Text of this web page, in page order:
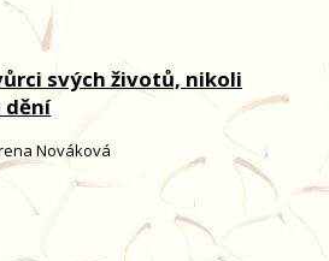
svých životů, nikoli
dění
Nováková